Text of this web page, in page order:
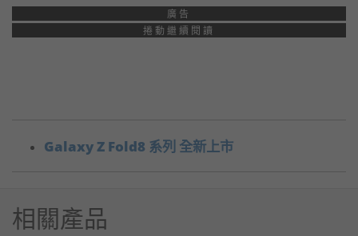
廣告
捲動繼續閱讀
Galaxy Z Fold8 系列 全新上市
相關產品